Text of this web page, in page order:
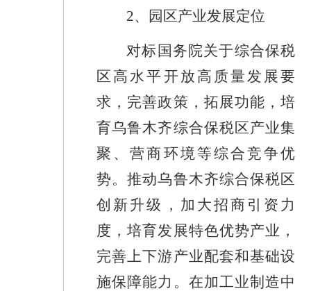
2、 园区产业发展定位
对标 国务院关于综合保税
区高水平开放 高质量发展要
求，完善政策，拓展功能，培
育乌鲁木齐综合保税区产业集
聚 、营商环境等综合竞争优
势。推动乌鲁木齐综合保税区
创新升级，加大招商引资力
度，培育发展特色优势产业，
完善上下游产业配套和基础设
施保障能力 。 在加工业制造中